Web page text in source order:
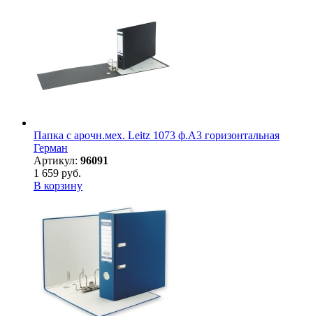
Папка с арочн.мех. Leitz 1073 ф.A3 горизонтальная
Герман
Артикул: 96091
1 659 руб.
В корзину